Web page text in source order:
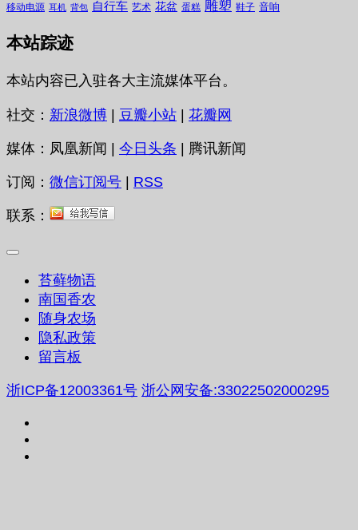
移动电源 耳机 背包 自行车 艺术 花盆 蛋糕 雕塑 鞋子 音响
本站踪迹
本站内容已入驻各大主流媒体平台。
社交： 新浪微博 | 豆瓣小站 | 花瓣网
媒体：凤凰新闻 | 今日头条 | 腾讯新闻
订阅： 微信订阅号 | RSS
联系：
苔藓物语
南国香农
随身农场
隐私政策
留言板
浙ICP备12003361号 浙公网安备:33022502000295